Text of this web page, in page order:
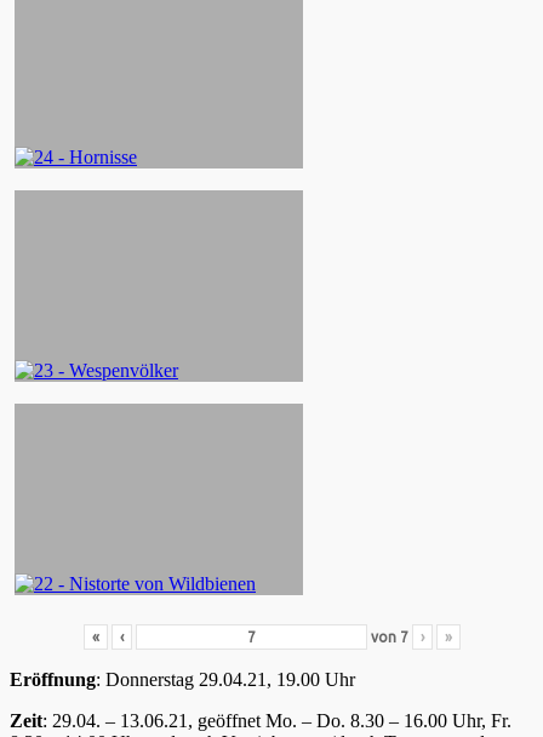
« ‹ von 7 › »
Eröffnung: Donnerstag 29.04.21, 19.00 Uhr
Zeit: 29.04. – 13.06.21, geöffnet Mo. – Do. 8.30 – 16.00 Uhr, Fr.